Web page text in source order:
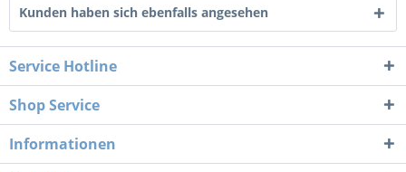
Kunden haben sich ebenfalls angesehen
Service Hotline
Shop Service
Informationen